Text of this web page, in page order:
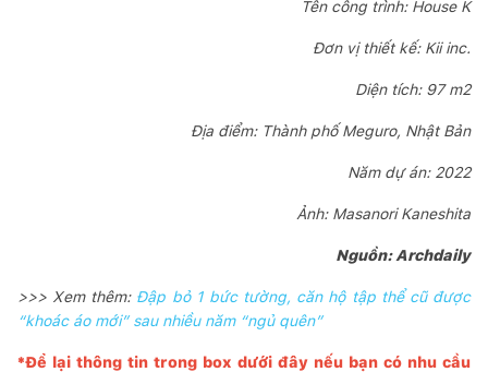
Tên công trình: House K
Đơn vị thiết kế: Kii inc.
Diện tích: 97 m2
Địa điểm: Thành phố Meguro, Nhật Bản
Năm dự án: 2022
Ảnh: Masanori Kaneshita
Nguồn: Archdaily
>>> Xem thêm: Đập bỏ 1 bức tường, căn hộ tập thể cũ được
“khoác áo mới” sau nhiều năm “ngủ quên”
*Để lại thông tin trong box dưới đây nếu bạn có nhu cầu